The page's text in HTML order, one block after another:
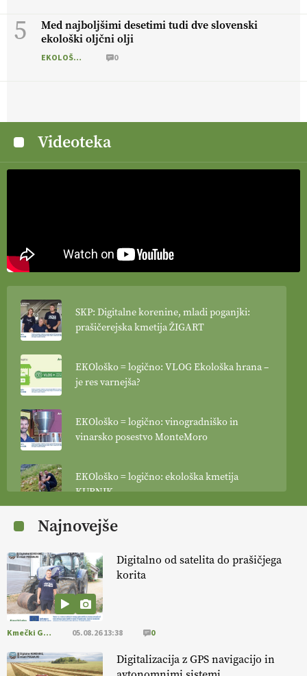
5
Med najboljšimi desetimi tudi dve slovenski
ekološki oljčni olji
EKOLOŠKO LOGIČNO 0
Videoteka
SKP: Digitalne korenine, mladi poganjki:
prašičerejska kmetija ŽIGART
EKOloško = logično: VLOG Ekološka hrana –
je res varnejša?
EKOloško = logično: vinogradniško in
vinarsko posestvo MonteMoro
EKOloško = logično: ekološka kmetija
KURNIK
EKOloško = logično: ekološka kmetija
EKOloško = logično: VLOG Ekološko
kmetijstvo brez škropljenja?
EKOloško = logično: ekološka kmetija
ALTENBAHER
Najnovejše
Digitalno od satelita do prašičjega
korita
Kmečki Glas 05.08.26 13:38 0
Digitalizacija z GPS navigacijo in